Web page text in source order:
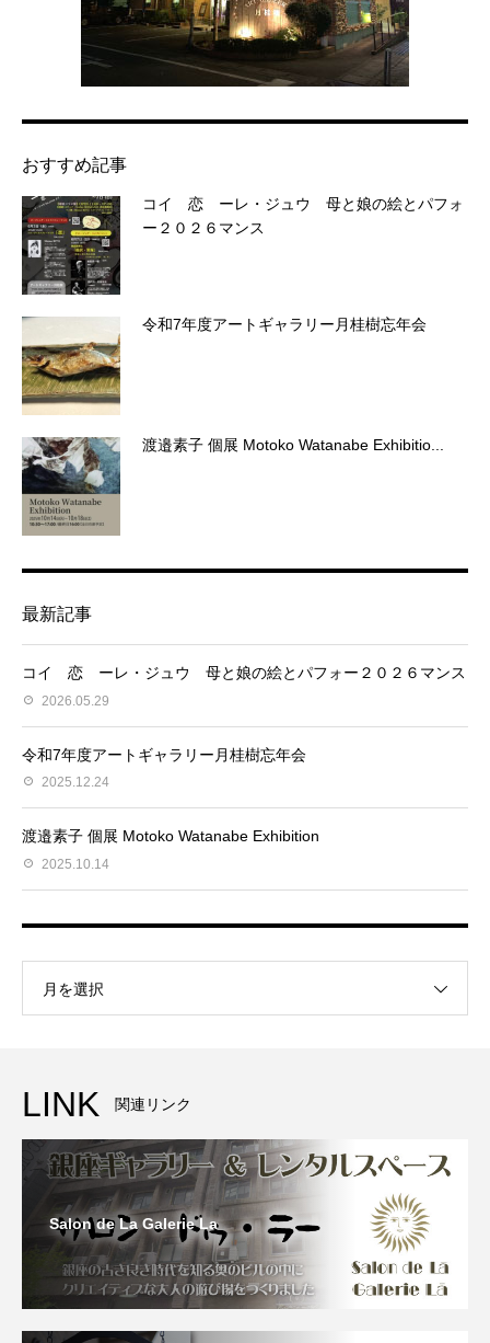
おすすめ記事
コイ 恋 ーレ・ジュウ 母と娘の絵とパフォ
ー２０２６マンス
令和7年度アートギャラリー月桂樹忘年会
渡邉素子 個展 Motoko Watanabe Exhibitio...
最新記事
コイ 恋 ーレ・ジュウ 母と娘の絵とパフォー２０２６マンス
2026.05.29
令和7年度アートギャラリー月桂樹忘年会
2025.12.24
渡邉素子 個展 Motoko Watanabe Exhibition
2025.10.14
月を選択
LINK 関連リンク
Salon de La Galerie La